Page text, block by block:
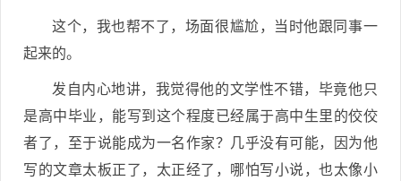
这个，我也帮不了，场面很尴尬，当时他跟同事一
起来的。
发自内心地讲，我觉得他的文学性不错，毕竟他只
是高中毕业，能写到这个程度已经属于高中生里的佼佼
者了，至于说能成为一名作家？几乎没有可能，因为他
写的文章太板正了，太正经了，哪怕写小说，也太像小